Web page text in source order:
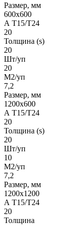
Размер, мм
600x600
А Т15/Т24
20
Толщина (s)
20
Шт/уп
20
М2/уп
7,2
Размер, мм
1200x600
А Т15/Т24
20
Толщина (s)
20
Шт/уп
10
М2/уп
7,2
Размер, мм
1200х1200
А Т15/Т24
20
Толщина